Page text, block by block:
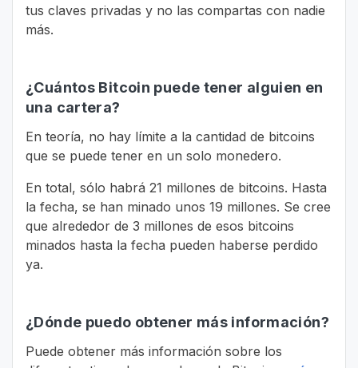
tus claves privadas y no las compartas con nadie
más.
¿Cuántos Bitcoin puede tener alguien en
una cartera?
En teoría, no hay límite a la cantidad de bitcoins
que se puede tener en un solo monedero.
En total, sólo habrá 21 millones de bitcoins. Hasta
la fecha, se han minado unos 19 millones. Se cree
que alrededor de 3 millones de esos bitcoins
minados hasta la fecha pueden haberse perdido
ya.
¿Dónde puedo obtener más información?
Puede obtener más información sobre los